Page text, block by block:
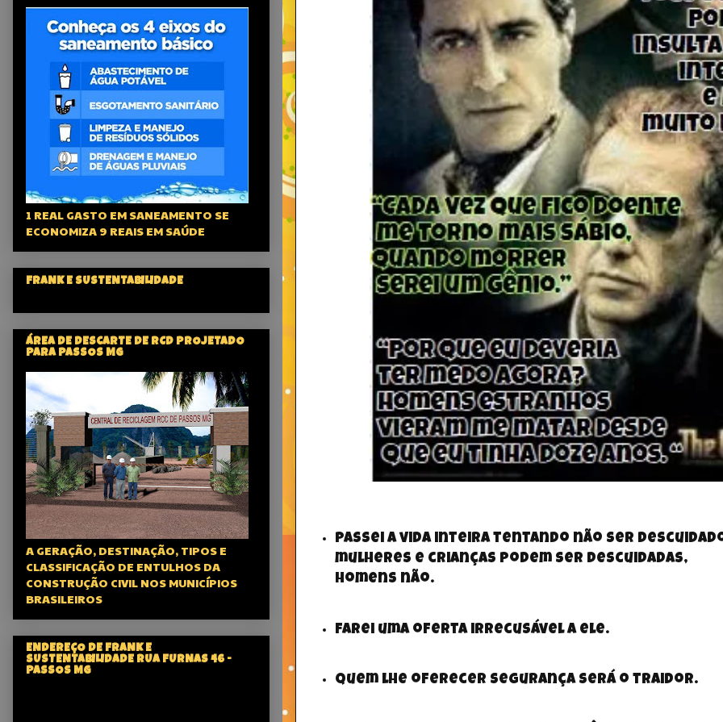
Passei a vida inteira tentando não ser
mulheres e crianças podem ser descuidadas,
homens não.
Farei uma oferta irrecusável a ele.
Quem lhe oferecer segurança será o traidor.
1 REAL GASTO EM SANEAMENTO SE
ECONOMIZA 9 REAIS EM SAÚDE
FRANK E SUSTENTABILIDADE
ÁREA DE DESCARTE DE RCD PROJETADO
PARA PASSOS MG
A GERAÇÃO, DESTINAÇÃO, TIPOS E
CLASSIFICAÇÃO DE ENTULHOS DA
CONSTRUÇÃO CIVIL NOS MUNICÍPIOS
BRASILEIROS
ENDEREÇO DE FRANK E
SUSTENTABILIDADE RUA FURNAS 46 -
PASSOS MG